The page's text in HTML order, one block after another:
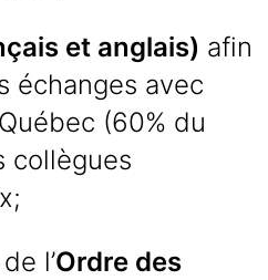
et anglais) afin
échanges avec
(60% du
collègues
l’Ordre des